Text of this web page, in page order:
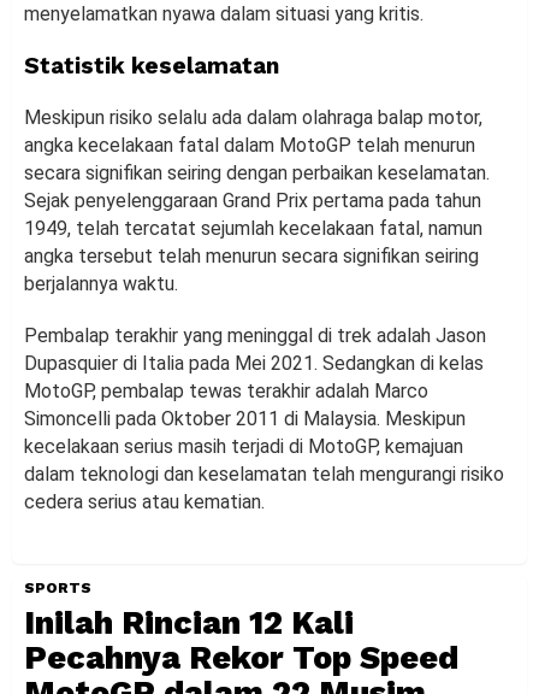
menyelamatkan nyawa dalam situasi yang kritis.
Statistik keselamatan
Meskipun risiko selalu ada dalam olahraga balap motor,
angka kecelakaan fatal dalam MotoGP telah menurun
secara signifikan seiring dengan perbaikan keselamatan.
Sejak penyelenggaraan Grand Prix pertama pada tahun
1949, telah tercatat sejumlah kecelakaan fatal, namun
angka tersebut telah menurun secara signifikan seiring
berjalannya waktu.
Pembalap terakhir yang meninggal di trek adalah Jason
Dupasquier di Italia pada Mei 2021. Sedangkan di kelas
MotoGP, pembalap tewas terakhir adalah Marco
Simoncelli pada Oktober 2011 di Malaysia. Meskipun
kecelakaan serius masih terjadi di MotoGP, kemajuan
dalam teknologi dan keselamatan telah mengurangi risiko
cedera serius atau kematian.
SPORTS
Inilah Rincian 12 Kali
Pecahnya Rekor Top Speed